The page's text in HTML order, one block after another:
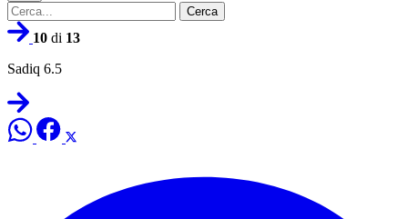
Cerca
10 di 13
Sadiq 6.5